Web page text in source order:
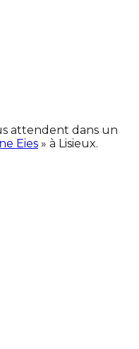
attendent dans un
Eies » à Lisieux.